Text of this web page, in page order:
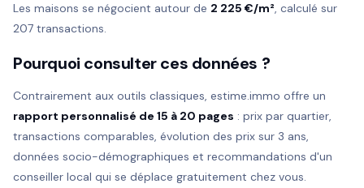
Les maisons se négocient autour de 2 225 €/m², calculé sur
207 transactions.
Pourquoi consulter ces données ?
Contrairement aux outils classiques, estime.immo offre un
rapport personnalisé de 15 à 20 pages : prix par quartier,
transactions comparables, évolution des prix sur 3 ans,
données socio-démographiques et recommandations d'un
conseiller local qui se déplace gratuitement chez vous.